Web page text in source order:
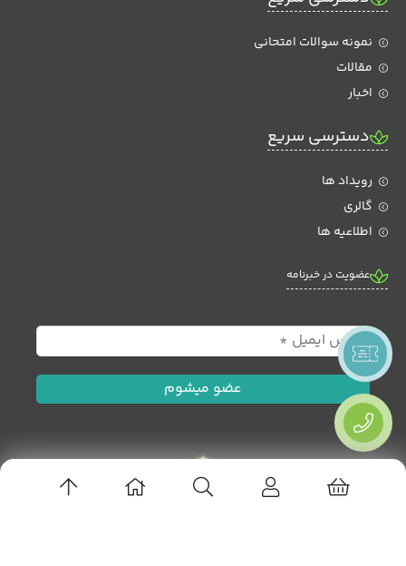
نمونه سوالات امتحانی
مقالات
اخبار
دسترسی سریع
رویداد ها
گالری
اطلاعیه ها
عضویت در خبرنامه